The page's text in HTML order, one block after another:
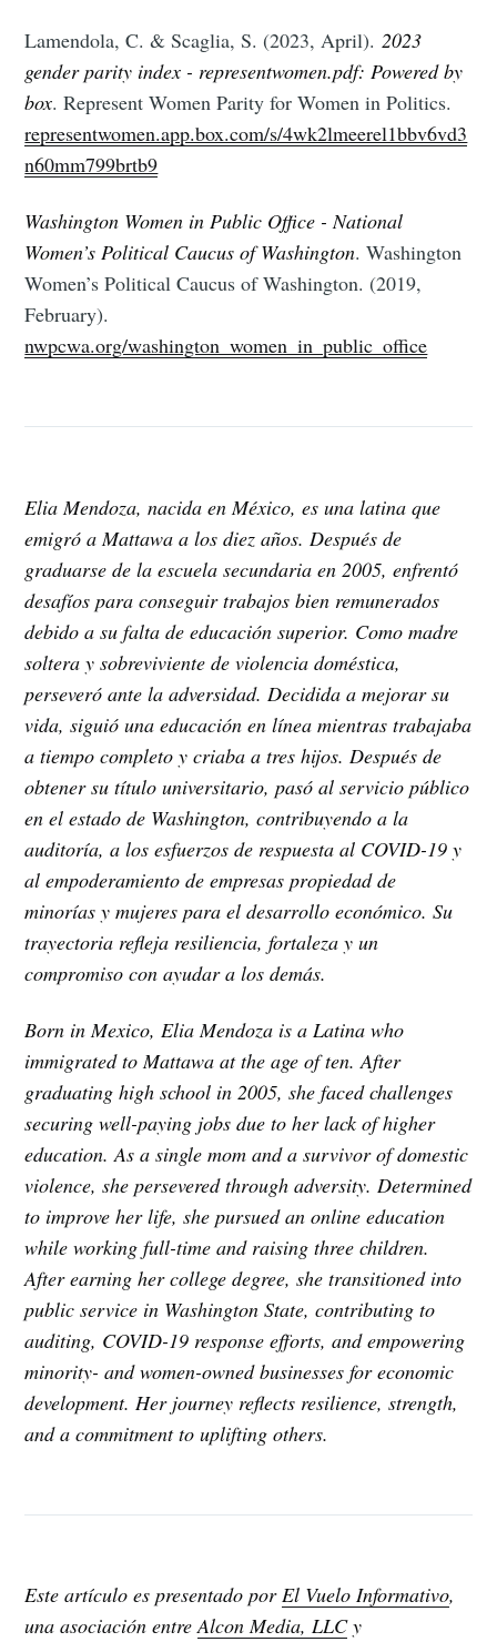
Lamendola, C. & Scaglia, S. (2023, April).2023
gender parity index - representwomen.pdf: Powered by
box. Represent Women Parity for Women in Politics.
representwomen.app.box.com/s/4wk2lmeerel1bbv6vd3
n60mm799brtb9
Washington Women in Public Office - National
Women’s Political Caucus of Washington. Washington
Women’s Political Caucus of Washington. (2019,
February).
nwpcwa.org/washington_women_in_public_office
Elia Mendoza, nacida en México, es una latina que
emigró a Mattawa a los diez años. Después de
graduarse de la escuela secundaria en 2005, enfrentó
desafíos para conseguir trabajos bien remunerados
debido a su falta de educación superior. Como madre
soltera y sobreviviente de violencia doméstica,
perseveró ante la adversidad. Decidida a mejorar su
vida, siguió una educación en línea mientras trabajaba
a tiempo completo y criaba a tres hijos. Después de
obtener su título universitario, pasó al servicio público
en el estado de Washington, contribuyendo a la
auditoría, a los esfuerzos de respuesta al COVID-19 y
al empoderamiento de empresas propiedad de
minorías y mujeres para el desarrollo económico. Su
trayectoria refleja resiliencia, fortaleza y un
compromiso con ayudar a los demás.
Born in Mexico, Elia Mendoza is a Latina who
immigrated to Mattawa at the age of ten. After
graduating high school in 2005, she faced challenges
securing well-paying jobs due to her lack of higher
education. As a single mom and a survivor of domestic
violence, she persevered through adversity. Determined
to improve her life, she pursued an online education
while working full-time and raising three children.
After earning her college degree, she transitioned into
public service in Washington State, contributing to
auditing, COVID-19 response efforts, and empowering
minority- and women-owned businesses for economic
development. Her journey reflects resilience, strength,
and a commitment to uplifting others.
Este artículo es presentado porEl Vuelo Informativo,
una asociación entreAlcon Media, LLCy